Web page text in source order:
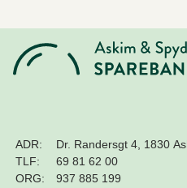
ADR:
Dr. Randersgt 4, 1830
TLF:
69 81 62 00
ORG:
937 885 199